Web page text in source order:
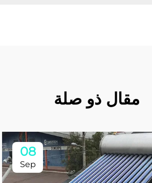
مقال ذو صلة
08
Sep